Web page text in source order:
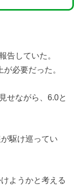
告していた。
必要だった。
せながら、6.0と
駆け巡ってい
ようかと考える